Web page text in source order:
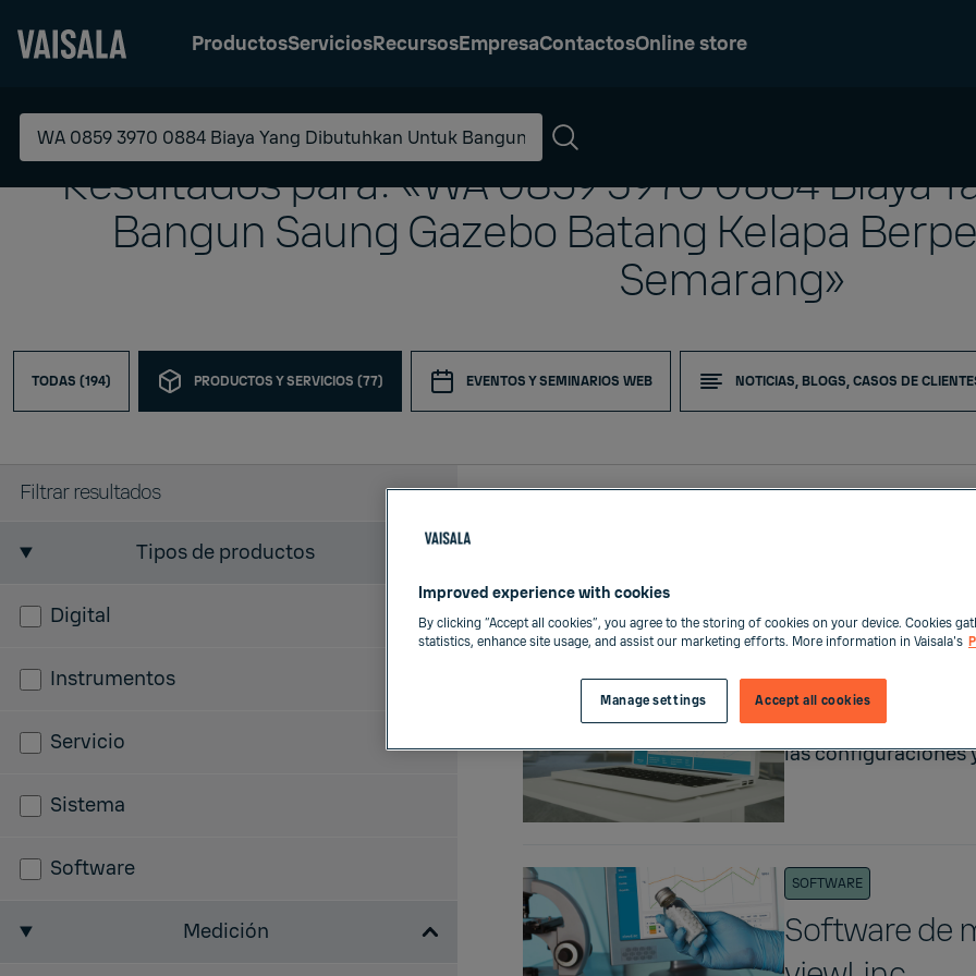
main
content
your
search
Search
ProductosServiciosRecursosEmpresaContactosOnline store
Resultados para: «WA 0859 3970 0884 Biaya
Bangun Saung Gazebo Batang Kelapa
Semarang»
TODAS (194) PRODUCTOS Y SERVICIOS (77) EVENTOS Y SEMINARIOS WEB NOTICIAS, BLOGS, CASOS DE
Filtrar resultados
Tipos de productos
Digital
Instrumentos
Servicio
Sistema
Software
Medición
SOFTWARE
Software
El software Insight
las configuraciones
SOFTWARE
Software de
Improved experience with cookies
By clicking “Accept all cookies”, you agree to the storing of cookies on your device. Cookies
statistics, enhance site usage, and assist our marketing efforts. More information in Vaisala's
Accept all cookies
Manage settings